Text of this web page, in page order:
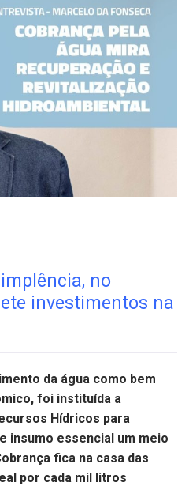
no
investimentos na
da água como bem
foi instituída a
Hídricos para
insumo essencial um meio
fica na casa das
por cada mil litros